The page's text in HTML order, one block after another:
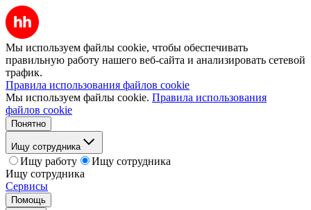
Мы используем файлы cookie, чтобы обеспечивать
правильную работу нашего веб-сайта и анализировать сетевой
трафик.
Правила использования файлов cookie
Мы используем файлы cookie. Правила использования
файлов cookie
Понятно
Ищу сотрудника
Ищу работу
Ищу сотрудника
Ищу сотрудника
Сервисы
Помощь